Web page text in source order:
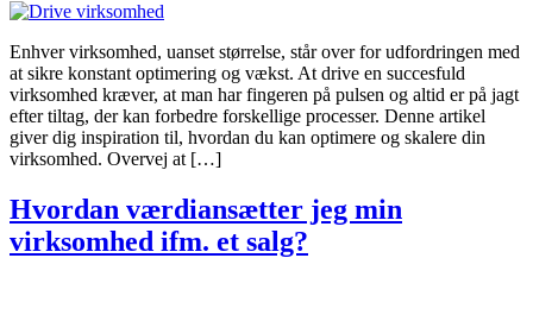
Enhver virksomhed, uanset størrelse, står over for udfordringen med
at sikre konstant optimering og vækst. At drive en succesfuld
virksomhed kræver, at man har fingeren på pulsen og altid er på jagt
efter tiltag, der kan forbedre forskellige processer. Denne artikel
giver dig inspiration til, hvordan du kan optimere og skalere din
virksomhed. Overvej at […]
Hvordan værdiansætter jeg min
virksomhed ifm. et salg?